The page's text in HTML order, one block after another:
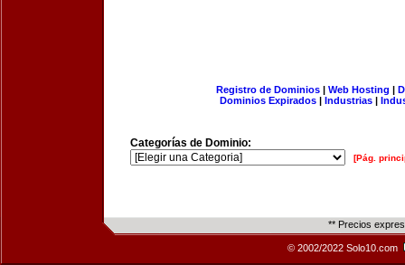
Registro de Dominios| Web Hosting |
Dominios Expirados | Industrias |
Categorías de Dominio:
[Pág.
** Precios
© 2002/2022 Solo10.com